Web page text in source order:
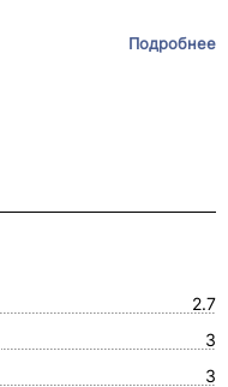
Подробнее
2.7
3
3